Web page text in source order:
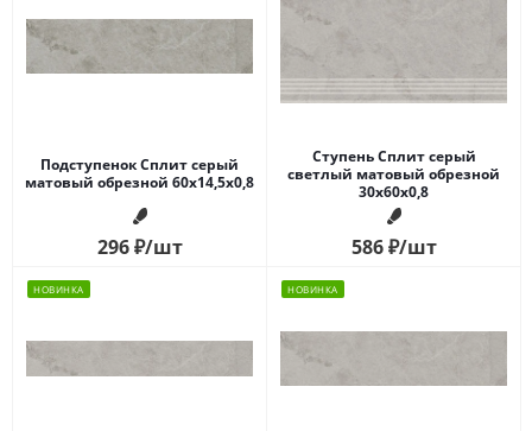
Подступенок Сплит серый
матовый обрезной 60x14,5x0,8
296₽/шт
Ступень Сплит серый
светлый матовый обрезной
30x60x0,8
586₽/шт
НОВИНКА НОВИНКА